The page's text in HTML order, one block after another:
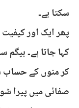
سکتا ہے۔
پھر ایک اور
کہا جاتا ہے۔
کر منوں کے حساب
صفائی میں پیرا